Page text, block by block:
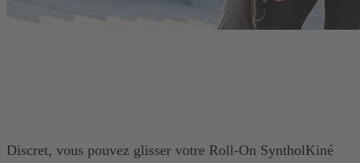
Discret, vous pouvez glisser votre Roll-On SyntholKiné